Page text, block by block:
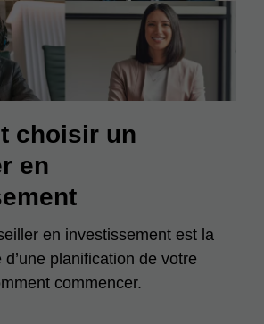
choisir un
en
en investissement est la
planification de votre
commencer.